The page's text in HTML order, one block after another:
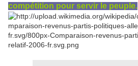
compétition pour servir le peuple.